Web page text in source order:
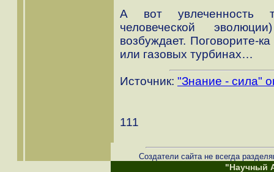
А вот увлеченность
человеческой
возбуждает. Поговорите-
или газовых турбинах…
Источник: "Знание - сила"
111
Создатели сайта не всегда
"Научный